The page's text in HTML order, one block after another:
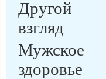
Другой
взгляд
Мужское
здоровье